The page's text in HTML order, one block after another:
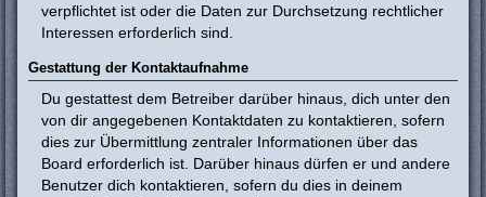
verpflichtet ist oder die Daten zur Durchsetzung rechtlicher
Interessen erforderlich sind.
Gestattung der Kontaktaufnahme
Du gestattest dem Betreiber darüber hinaus, dich unter den
von dir angegebenen Kontaktdaten zu kontaktieren, sofern
dies zur Übermittlung zentraler Informationen über das
Board erforderlich ist. Darüber hinaus dürfen er und andere
Benutzer dich kontaktieren, sofern du dies in deinem